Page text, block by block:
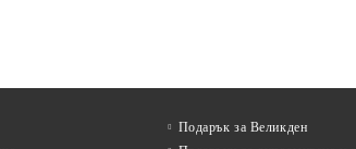
Подарък за Великден